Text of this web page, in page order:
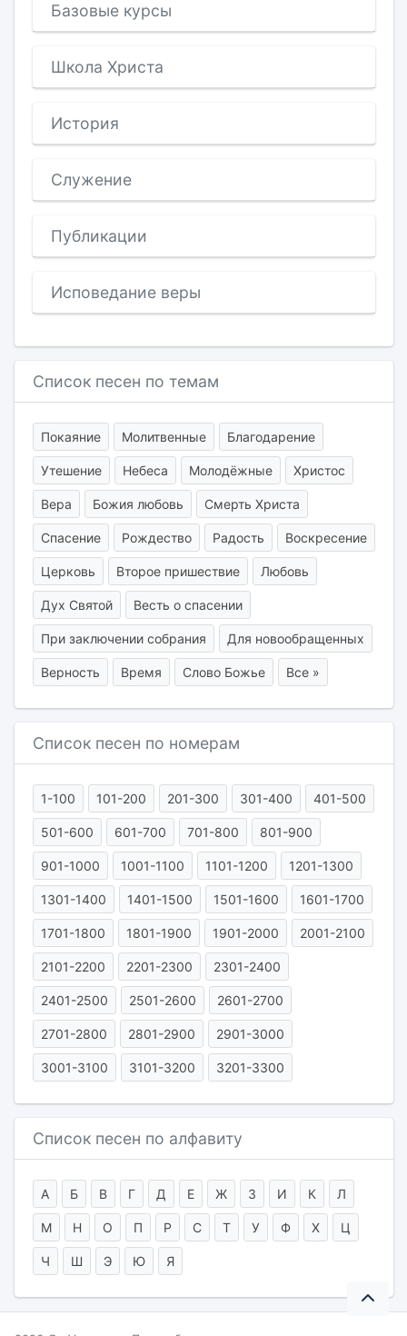
Базовые курсы
Школа Христа
История
Служение
Публикации
Исповедание веры
Список песен по темам
Покаяние Молитвенные Благодарение
Утешение Небеса Молодёжные Христос
Вера Божия любовь Смерть Христа
Спасение Рождество Радость Воскресение
Церковь Второе пришествие Любовь
Дух Святой Весть о спасении
При заключении собрания Для новообращенных
Верность Время Слово Божье Все »
Список песен по номерам
1-100 101-200 201-300 301-400 401-500
501-600 601-700 701-800 801-900
901-1000 1001-1100 1101-1200 1201-1300
1301-1400 1401-1500 1501-1600 1601-1700
1701-1800 1801-1900 1901-2000 2001-2100
2101-2200 2201-2300 2301-2400
2401-2500 2501-2600 2601-2700
2701-2800 2801-2900 2901-3000
3001-3100 3101-3200 3201-3300
Список песен по алфавиту
А Б В Г Д Е Ж З И К Л
М Н О П Р С Т У Ф Х Ц
Ч Ш Э Ю Я